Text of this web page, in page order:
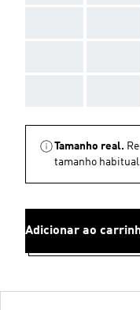
Tamanho real.
tamanho
Adicionar ao